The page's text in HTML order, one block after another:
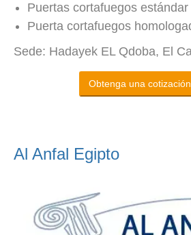
Puertas cortafuegos estándar
Puerta cortafuegos
Sede: Hadayek EL Qdoba, El
Obtenga una
Al Anfal Egipto